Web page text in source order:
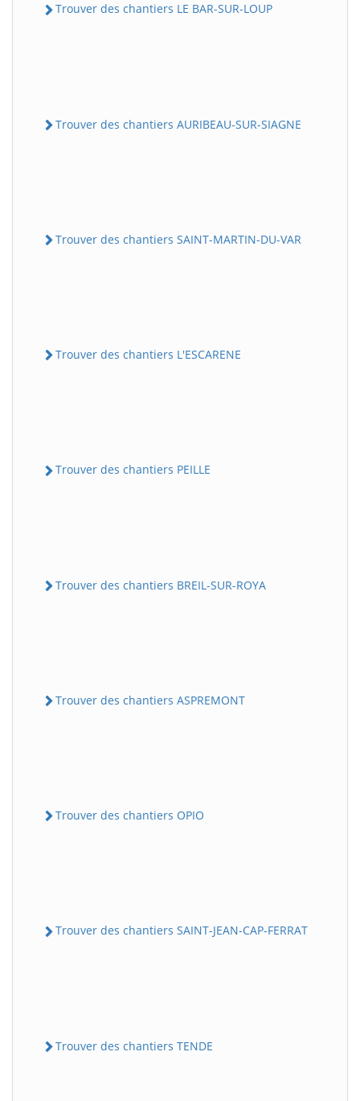
Trouver des chantiers LE BAR-SUR-LOUP
Trouver des chantiers AURIBEAU-SUR-SIAGNE
Trouver des chantiers SAINT-MARTIN-DU-VAR
Trouver des chantiers L'ESCARENE
Trouver des chantiers PEILLE
Trouver des chantiers BREIL-SUR-ROYA
Trouver des chantiers ASPREMONT
Trouver des chantiers OPIO
Trouver des chantiers SAINT-JEAN-CAP-FERRAT
Trouver des chantiers TENDE